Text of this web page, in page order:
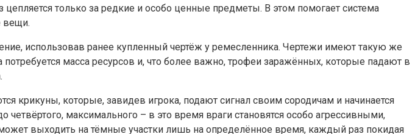
только за редкие и особо ценные предметы. В этом помогает система
вещи.
использовав ранее купленный чертёж у ремесленника. Чертежи имеют такую же
масса ресурсов и, что более важно, трофеи заражённых, которые падают в
крикуны, которые, завидев игрока, подают сигнал своим сородичам и начинается
максимального – в это время враги становятся особо агрессивными,
выходить на тёмные участки лишь на определённое время, каждый раз покидая